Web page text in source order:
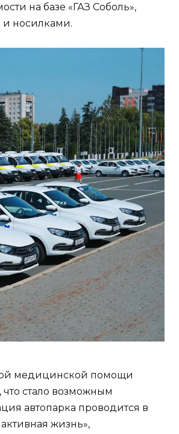
на базе «ГАЗ Соболь»,
и носилками.
медицинской помощи
стало возможным
автопарка проводится в
жизнь»,